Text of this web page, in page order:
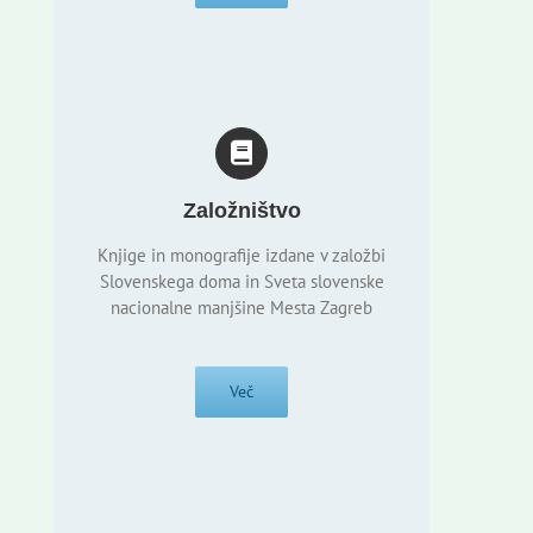
Založništvo
Knjige in monografije izdane v založbi
Slovenskega doma in Sveta slovenske
nacionalne manjšine Mesta Zagreb
Več